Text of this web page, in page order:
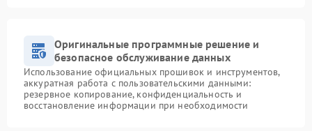
Оригинальные программные решение и
безопасное обслуживание данных
Использование официальных прошивок и инструментов,
аккуратная работа с пользовательскими данными:
резервное копирование, конфиденциальность и
восстановление информации при необходимости